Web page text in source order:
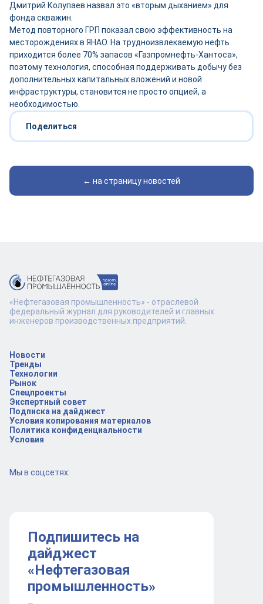
Дмитрий Колупаев назвал это «вторым дыханием» для
фонда скважин.
Метод повторного ГРП показал свою эффективность на
месторождениях в ЯНАО. На трудноизвлекаемую нефть
приходится более 70% запасов «Газпромнефть-Хантоса»,
поэтому технология, способная поддерживать добычу без
дополнительных капитальных вложений и новой
инфраструктуры, становится не просто опцией, а
необходимостью.
Поделиться
← на страницу новостей
Новости
Тренды
Технологии
Рынок
Спецпроекты
Экспертный совет
Подписка на дайджест
Условия копирования материалов
Политика конфиденциальности
Условия
Мы в соцсетях:
Подпишитесь на
дайджест
«Нефтегазовая
промышленность»
«Нефтегазовая промышленность» - отраслевой
федеральный журнал для руководителей и главных
инженеров производственных предприятий.